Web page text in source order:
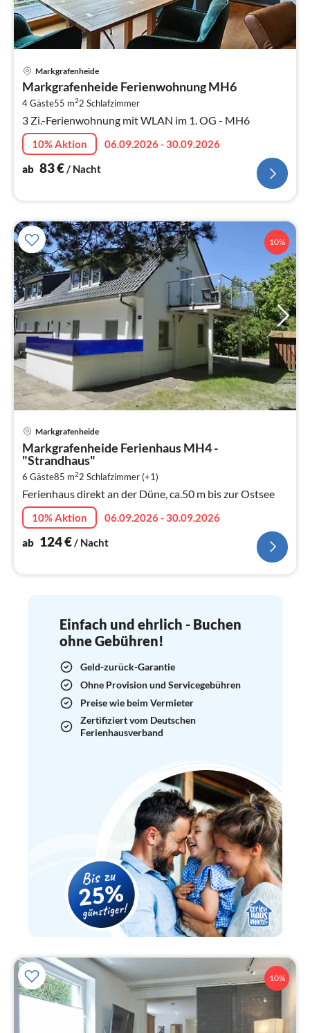
Markgrafenheide
Markgrafenheide Ferienwohnung MH6
4 Gäste55 m22 Schlafzimmer
3 Zi.-Ferienwohnung mit WLAN im 1. OG - MH6
10% Aktion
06.09.2026 - 30.09.2026
ab 83€/ Nacht
10%
Markgrafenheide
Markgrafenheide Ferienhaus MH4 -
"Strandhaus"
6 Gäste85 m22 Schlafzimmer (+1)
Ferienhaus direkt an der Düne, ca.50 m bis zur Ostsee
10% Aktion
06.09.2026 - 30.09.2026
ab 124€/ Nacht
Einfach und ehrlich - Buchen
ohne Gebühren!
Geld-zurück-Garantie
Ohne Provision und Servicegebühren
Preise wie beim Vermieter
Zertifiziert vom Deutschen
Ferienhausverband
10%